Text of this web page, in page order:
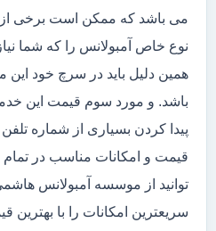
می باشد که ممکن است برخی از
نوع خاص آمبولانس را که شما
همین دلیل باید در سرچ خود این
باشد. و مورد سوم قیمت این
پیدا کردن بسیاری از شماره
قیمت و امکانات مناسب در
توانید از موسسه آمبولانس
سریعترین امکانات را با بهترین